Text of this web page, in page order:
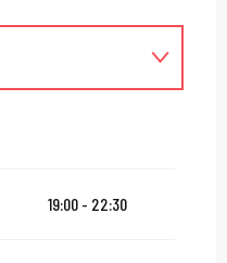
19:00 - 22:30